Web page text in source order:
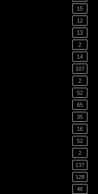
15
12
13
2
14
107
2
52
65
35
16
52
2
137
128
46